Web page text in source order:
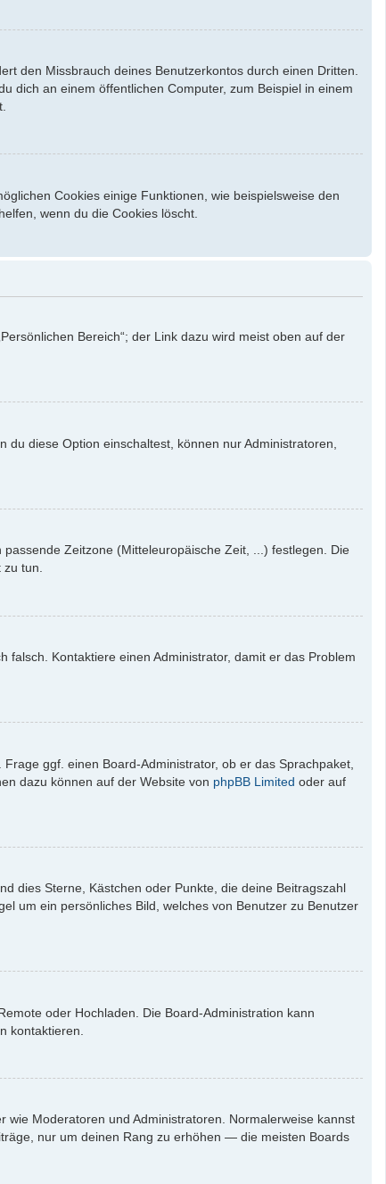
den Missbrauch deines Benutzerkontos durch einen Dritten.
dich an einem öffentlichen Computer, zum Beispiel in einem
Cookies einige Funktionen, wie beispielsweise den
wenn du die Cookies löscht.
Bereich“; der Link dazu wird meist oben auf der
diese Option einschaltest, können nur Administratoren,
Zeitzone (Mitteleuropäische Zeit, ...) festlegen. Die
zu tun.
Kontaktiere einen Administrator, damit er das Problem
ggf. einen Board-Administrator, ob er das Sprachpaket,
dazu können auf der Website von phpBB Limited oder auf
dies Sterne, Kästchen oder Punkte, die deine Beitragszahl
um ein persönliches Bild, welches von Benutzer zu Benutzer
oder Hochladen. Die Board-Administration kann
kontaktieren.
Moderatoren und Administratoren. Normalerweise kannst
nur um deinen Rang zu erhöhen — die meisten Boards